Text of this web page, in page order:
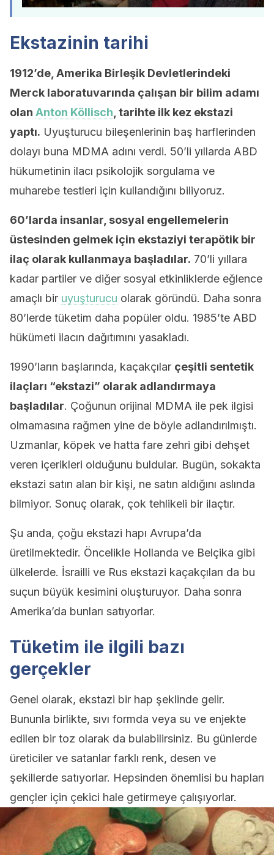
Ekstazinin tarihi
1912’de, Amerika Birleşik Devletlerindeki
Merck laboratuvarında çalışan bir bilim adamı
olan Anton Köllisch , tarihte ilk kez ekstazi
yaptı. Uyuşturucu bileşenlerinin baş harflerinden
dolayı buna MDMA adını verdi. 50’li yıllarda ABD
hükumetinin ilacı psikolojik sorgulama ve
muharebe testleri için kullandığını biliyoruz.
60’larda insanlar, sosyal engellemelerin
üstesinden gelmek için ekstaziyi terapötik bir
ilaç olarak kullanmaya başladılar. 70’li yıllara
kadar partiler ve diğer sosyal etkinliklerde eğlence
amaçlı bir uyuşturucu olarak göründü. Daha sonra
80’lerde tüketim daha popüler oldu. 1985’te ABD
hükümeti ilacın dağıtımını yasakladı.
1990’ların başlarında, kaçakçılar çeşitli sentetik
ilaçları “ekstazi” olarak adlandırmaya
başladılar. Çoğunun orijinal MDMA ile pek ilgisi
olmamasına rağmen yine de böyle adlandırılmıştı.
Uzmanlar, köpek ve hatta fare zehri gibi dehşet
veren içerikleri olduğunu buldular. Bugün, sokakta
ekstazi satın alan bir kişi, ne satın aldığını aslında
bilmiyor. Sonuç olarak, çok tehlikeli bir ilaçtır.
Şu anda, çoğu ekstazi hapı Avrupa’da
üretilmektedir. Öncelikle Hollanda ve Belçika gibi
ülkelerde. İsrailli ve Rus ekstazi kaçakçıları da bu
suçun büyük kesimini oluşturuyor. Daha sonra
Amerika’da bunları satıyorlar.
Tüketim ile ilgili bazı
gerçekler
Genel olarak, ekstazi bir hap şeklinde gelir.
Bununla birlikte, sıvı formda veya su ve enjekte
edilen bir toz olarak da bulabilirsiniz. Bu günlerde
üreticiler ve satanlar farklı renk, desen ve
şekillerde satıyorlar. Hepsinden önemlisi bu hapları
gençler için çekici hale getirmeye çalışıyorlar.